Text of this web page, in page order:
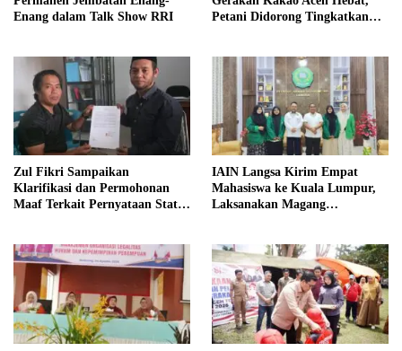
Enang dalam Talk Show RRI
Petani Didorong Tingkatkan
Zul Fikri Sampaikan
Klarifikasi dan Permohonan
Maaf Terkait Pernyataan Status
IAIN Langsa Kirim Empat
Mahasiswa ke Kuala Lumpur,
Laksanakan Magang